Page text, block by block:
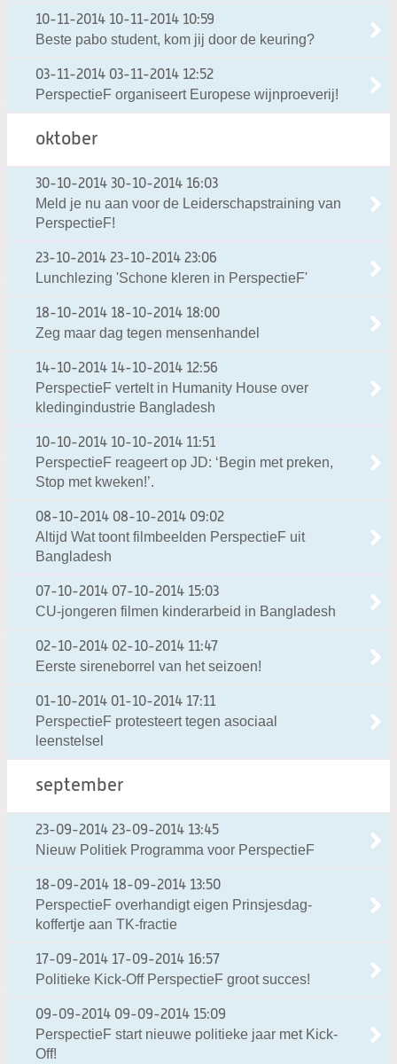
10-11-2014 10-11-2014 10:59
Beste pabo student, kom jij door de keuring?
03-11-2014 03-11-2014 12:52
PerspectieF organiseert Europese wijnproeverij!
oktober
30-10-2014 30-10-2014 16:03
Meld je nu aan voor de Leiderschapstraining van
PerspectieF!
23-10-2014 23-10-2014 23:06
Lunchlezing 'Schone kleren in PerspectieF'
18-10-2014 18-10-2014 18:00
Zeg maar dag tegen mensenhandel
14-10-2014 14-10-2014 12:56
PerspectieF vertelt in Humanity House over
kledingindustrie Bangladesh
10-10-2014 10-10-2014 11:51
PerspectieF reageert op JD: ‘Begin met preken,
Stop met kweken!’.
08-10-2014 08-10-2014 09:02
Altijd Wat toont filmbeelden PerspectieF uit
Bangladesh
07-10-2014 07-10-2014 15:03
CU-jongeren filmen kinderarbeid in Bangladesh
02-10-2014 02-10-2014 11:47
Eerste sireneborrel van het seizoen!
01-10-2014 01-10-2014 17:11
PerspectieF protesteert tegen asociaal
leenstelsel
september
23-09-2014 23-09-2014 13:45
Nieuw Politiek Programma voor PerspectieF
18-09-2014 18-09-2014 13:50
PerspectieF overhandigt eigen Prinsjesdag-
koffertje aan TK-fractie
17-09-2014 17-09-2014 16:57
Politieke Kick-Off PerspectieF groot succes!
09-09-2014 09-09-2014 15:09
PerspectieF start nieuwe politieke jaar met Kick-
Off!